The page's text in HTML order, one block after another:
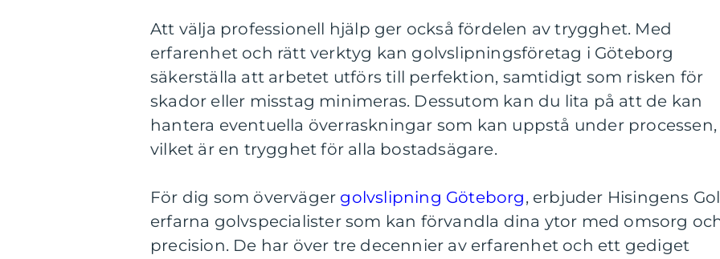
Att välja professionell hjälp ger också fördelen av trygghet. Med
erfarenhet och rätt verktyg kan golvslipningsföretag i Göteborg
säkerställa att arbetet utförs till perfektion, samtidigt som risken för
skador eller misstag minimeras. Dessutom kan du lita på att de kan
hantera eventuella överraskningar som kan uppstå under processen,
vilket är en trygghet för alla bostadsägare.
För dig som överväger golvslipning Göteborg, erbjuder Hisingens
erfarna golvspecialister som kan förvandla dina ytor med omsorg
precision. De har över tre decennier av erfarenhet och ett gediget